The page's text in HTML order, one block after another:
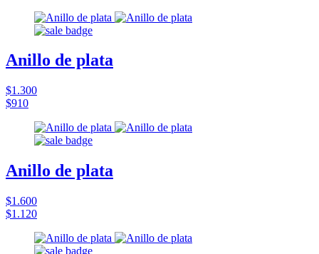
Anillo de plata
$1.300
$910
Anillo de plata
$1.600
$1.120